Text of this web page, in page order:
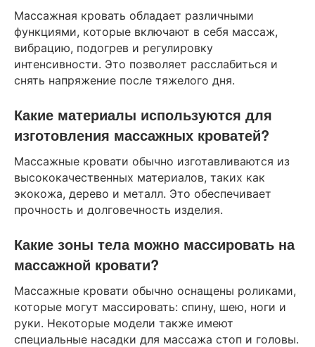
Массажная кровать обладает различными
функциями, которые включают в себя массаж,
вибрацию, подогрев и регулировку
интенсивности. Это позволяет расслабиться и
снять напряжение после тяжелого дня.
Какие материалы используются для
изготовления массажных кроватей?
Массажные кровати обычно изготавливаются из
высококачественных материалов, таких как
экокожа, дерево и металл. Это обеспечивает
прочность и долговечность изделия.
Какие зоны тела можно массировать на
массажной кровати?
Массажные кровати обычно оснащены роликами,
которые могут массировать: спину, шею, ноги и
руки. Некоторые модели также имеют
специальные насадки для массажа стоп и головы.